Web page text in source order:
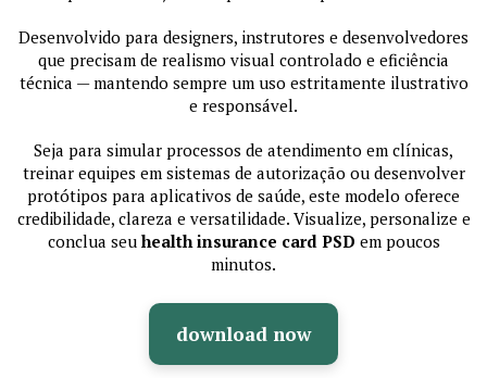
Desenvolvido para designers, instrutores e desenvolvedores
que precisam de realismo visual controlado e eficiência
técnica — mantendo sempre um uso estritamente ilustrativo
e responsável.
Seja para simular processos de atendimento em clínicas,
treinar equipes em sistemas de autorização ou desenvolver
protótipos para aplicativos de saúde, este modelo oferece
credibilidade, clareza e versatilidade. Visualize, personalize e
conclua seu health insurance card PSD em poucos
minutos.
download now